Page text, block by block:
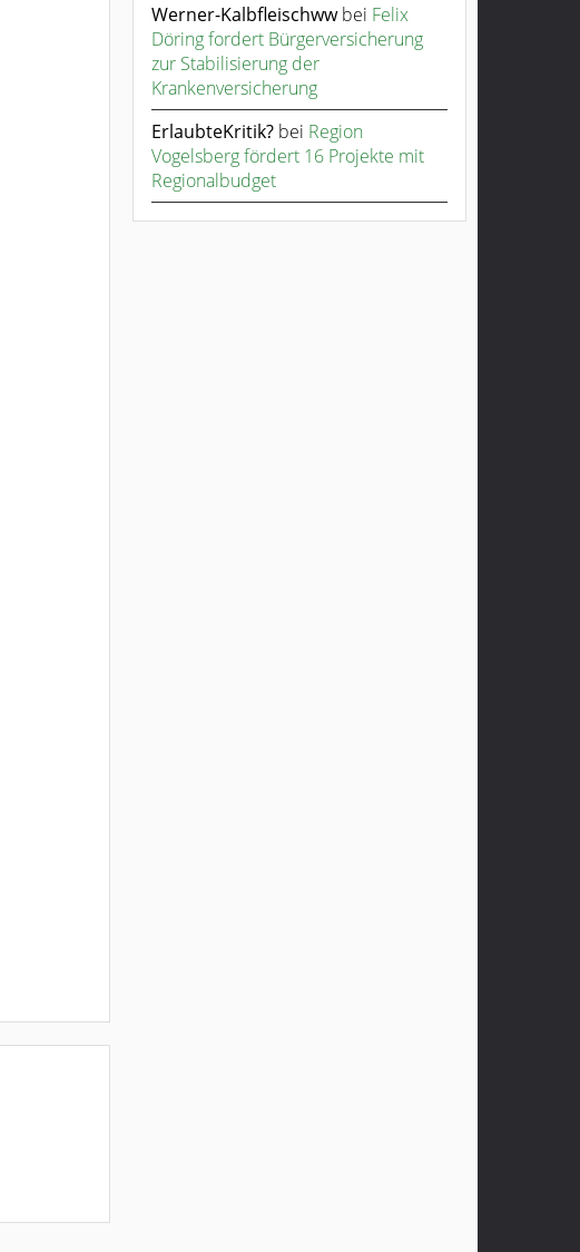
Werner-Kalbfleischwwbei Felix
Döring fordert Bürgerversicherung
zur Stabilisierung der
Krankenversicherung
ErlaubteKritik? bei Region
Vogelsberg fördert 16 Projekte mit
Regionalbudget